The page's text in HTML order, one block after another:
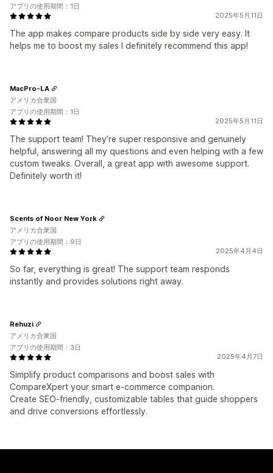
2025年5月11日
The app makes compare products side by side very easy. It
helps me to boost my sales I definitely recommend this app!
アプリの使用期間：1日
2025年5月11日
The support team! They’re super responsive and genuinely
helpful, answering all my questions and even helping with a few
custom tweaks. Overall, a great app with awesome support.
Definitely worth it!
MacPro-LA
アメリカ合衆国
アプリの使用期間：1日
2025年4月4日
So far, everything is great! The support team responds
instantly and provides solutions right away.
Scents of Noor New York
アメリカ合衆国
アプリの使用期間：9日
2025年4月7日
Simplify product comparisons and boost sales with
CompareXpert your smart e-commerce companion.
Create SEO-friendly, customizable tables that guide shoppers
and drive conversions effortlessly.
Rehuzi
アメリカ合衆国
アプリの使用期間：3日